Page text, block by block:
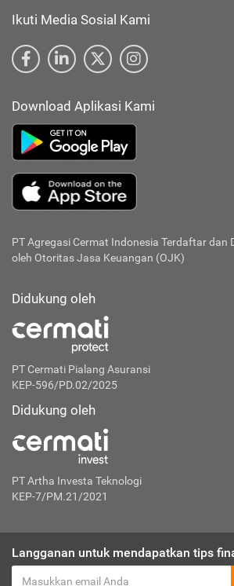
Ikuti Media Sosial Kami
Download Aplikasi Kami
PT Agregasi Cermat Indonesia Terdaftar dan
oleh Otoritas Jasa Keuangan (OJK)
Didukung oleh
PT Cermati Pialang Asuransi
KEP-596/PD.02/2025
Didukung oleh
PT Artha Investa Teknologi
KEP-7/PM.21/2021
Langganan untuk mendapatkan tips